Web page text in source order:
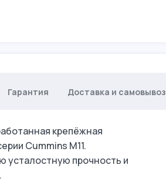
Гарантия Доставка и самовывоз
крепёжная
Cummins M11.
прочность и